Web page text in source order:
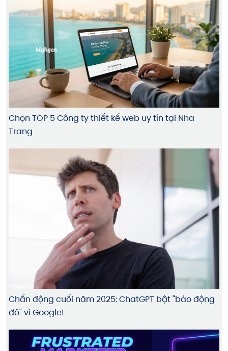
Chọn TOP 5 Công ty thiết kế web uy tín tại Nha
Trang
Chấn động cuối năm 2025: ChatGPT bật "báo động
đỏ" vì Google!